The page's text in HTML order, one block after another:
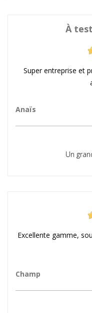
À
Super entreprise et
Anaïs
Un
Excellente gamme,
Champ